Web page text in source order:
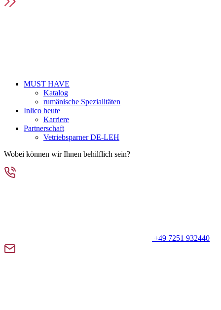
MUST HAVE
Katalog
rumänische Spezialitäten
Inlico heute
Karriere
Partnerschaft
Vetriebsparner DE-LEH
Wobei können wir Ihnen behilflich sein?
+49 7251 932440